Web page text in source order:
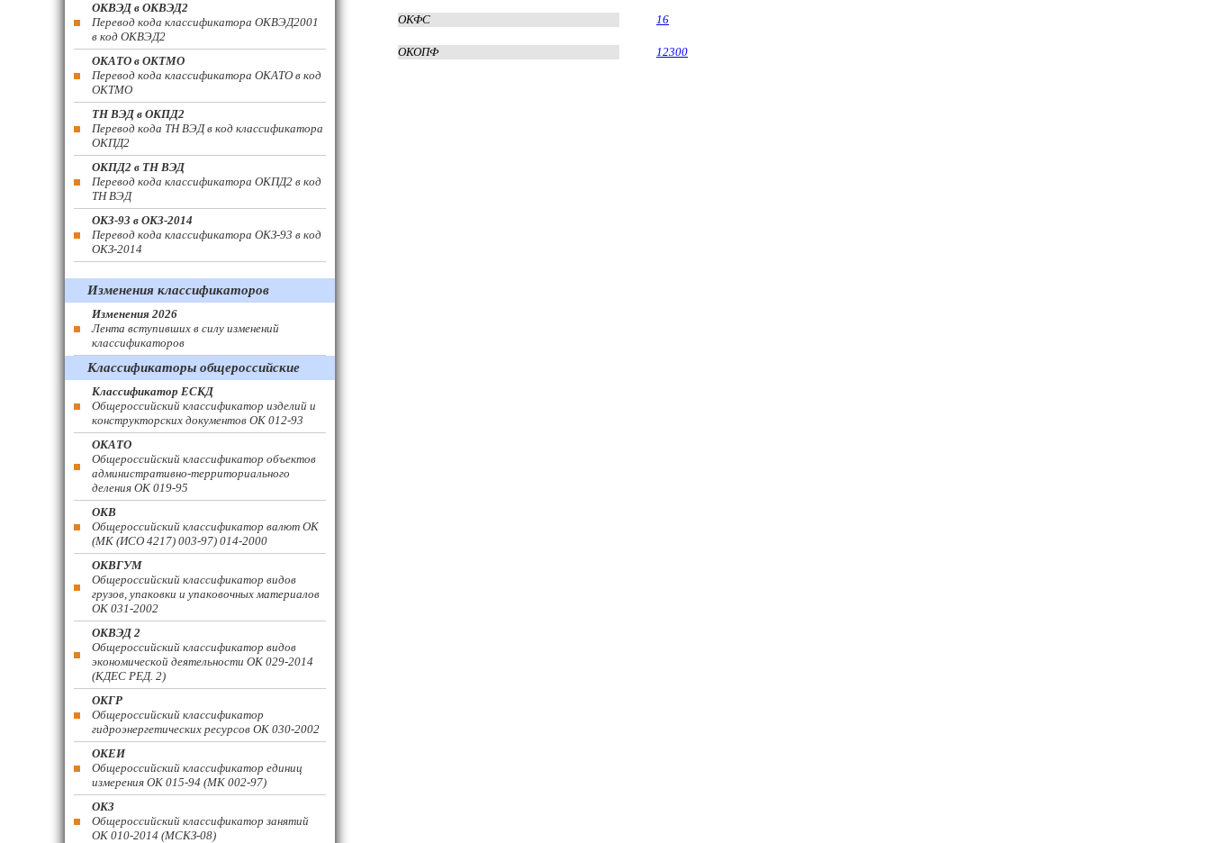
ОКФС 16
ОКОПФ 12300
ОКВЭД в ОКВЭД2
Перевод кода классификатора ОКВЭД2001
в код ОКВЭД2
ОКАТО в ОКТМО
Перевод кода классификатора ОКАТО в код
ОКТМО
ТН ВЭД в ОКПД2
Перевод кода ТН ВЭД в код классификатора
ОКПД2
ОКПД2 в ТН ВЭД
Перевод кода классификатора ОКПД2 в код
ТН ВЭД
ОКЗ-93 в ОКЗ-2014
Перевод кода классификатора ОКЗ-93 в код
ОКЗ-2014
Изменения классификаторов
Изменения 2026
Лента вступивших в силу изменений
классификаторов
Классификаторы общероссийские
Классификатор ЕСКД
Общероссийский классификатор изделий и
конструкторских документов ОК 012-93
ОКАТО
Общероссийский классификатор объектов
административно-территориального
деления ОК 019-95
ОКВ
Общероссийский классификатор валют ОК
(МК (ИСО 4217) 003-97) 014-2000
ОКВГУМ
Общероссийский классификатор видов
грузов, упаковки и упаковочных материалов
ОК 031-2002
ОКВЭД 2
Общероссийский классификатор видов
экономической деятельности ОК 029-2014
(КДЕС РЕД. 2)
ОКГР
Общероссийский классификатор
гидроэнергетических ресурсов ОК 030-2002
ОКЕИ
Общероссийский классификатор единиц
измерения ОК 015-94 (МК 002-97)
ОКЗ
Общероссийский классификатор занятий
ОК 010-2014 (МСКЗ-08)